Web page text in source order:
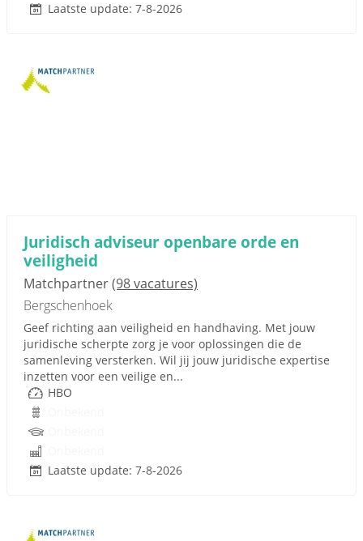
Laatste update: 7-8-2026
Juridisch adviseur openbare orde en
veiligheid
Matchpartner(98 vacatures)
Bergschenhoek
Geef richting aan veiligheid en handhaving. Met jouw
juridische scherpte zorg je voor oplossingen die de
samenleving versterken. Wil jij jouw juridische expertise
inzetten voor een veilige en...
HBO
Laatste update: 7-8-2026